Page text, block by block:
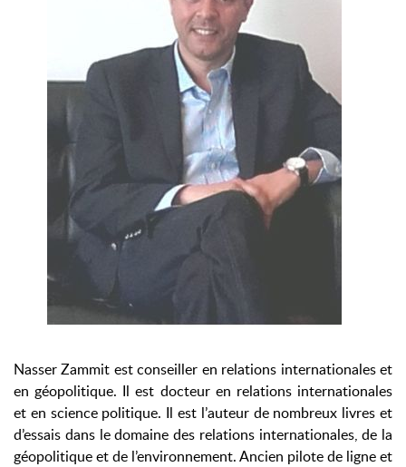
Nasser Zammit est conseiller en relations internationales et
en géopolitique. Il est docteur en relations internationales
et en science politique. Il est l’auteur de nombreux livres et
d’essais dans le domaine des relations internationales, de la
géopolitique et de l’environnement. Ancien pilote de ligne et